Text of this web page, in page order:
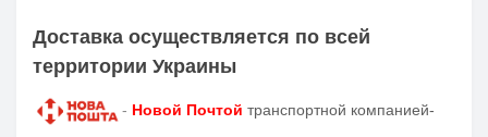
Доставка осуществляется по всей
территории Украины
- Новой Почтой транспортной компанией-